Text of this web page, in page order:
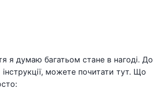
я думаю багатьом стане в нагоді. До
можете почитати тут. Що